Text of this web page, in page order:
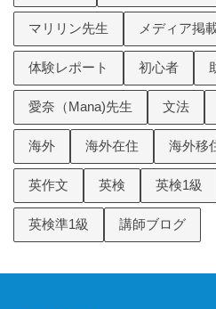
マリリン先生 メディア掲
体験レポート 初心者
愛奈（Mana)先生 文法
海外 海外在住 海外移
英作文 英検 英検1級
英検準1級 講師ブログ